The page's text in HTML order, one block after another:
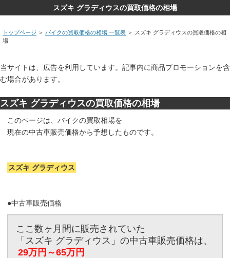
スズキ グラディウスの買取価格の相場
トップページ ＞ バイクの買取価格の相場 一覧表 ＞ スズキ グラディウスの買取価格の相
場
当サイトは、広告を利用しています。記事内に商品プロモーションを含
む場合があります。
スズキ グラディウスの買取価格の相場
このページは、バイクの買取相場を
現在の中古車販売価格から予想したものです。
スズキ グラディウス
●中古車販売価格
ここ数ヶ月間に販売されていた
「スズキ グラディウス」の中古車販売価格は、
29万円～65万円